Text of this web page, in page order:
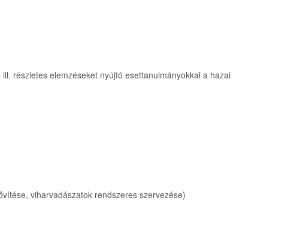
részletes elemzéseket nyújtó esettanulmányokkal a hazai
viharvadászatok rendszeres szervezése)